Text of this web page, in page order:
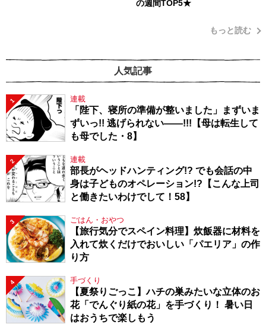
の週間TOP5★
もっと読む
人気記事
1 連載
「陛下、寝所の準備が整いました」まずいま
ずいっ!! 逃げられない――!!!【母は転生して
も母でした・8】
2 連載
部長がヘッドハンティング!? でも会話の中
身は子どものオペレーション!?【こんな上司
と働きたいわけでして！58】
3 ごはん・おやつ
【旅行気分でスペイン料理】炊飯器に材料を
入れて炊くだけでおいしい「パエリア」の作
り方
4 手づくり
【夏祭りごっこ】ハチの巣みたいな立体のお
花「でんぐり紙の花」を手づくり！ 暑い日
はおうちで楽しもう